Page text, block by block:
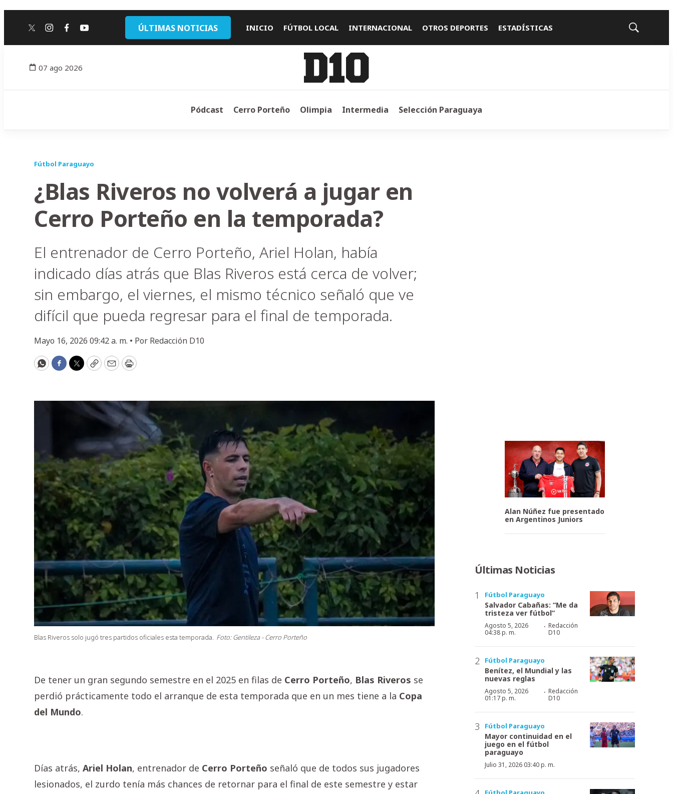
twitterinstagram
facebook
youtube ÚLTIMAS NOTICIAS INICIO FÚTBOL LOCAL INTERNACIONAL OTROS DEPORTES ESTADÍSTICAS
Mostrar
07 ago 2026
Pódcast Cerro Porteño Olimpia Intermedia Selección Paraguaya
Fútbol Paraguayo
¿Blas Riveros no volverá a jugar en
Cerro Porteño en la temporada?
El entrenador de Cerro Porteño, Ariel Holan, había
indicado días atrás que Blas Riveros está cerca de volver;
sin embargo, el viernes, el mismo técnico señaló que ve
difícil que pueda regresar para el final de temporada.
Mayo 16, 2026 09:42 a. m. • Por Redacción D10
WhatsApp
Facebook
Twitter
CopyEmailPrint
Blas Riveros solo jugó tres partidos oficiales esta temporada. Foto: Gentileza - Cerro Porteño
De tener un gran segundo semestre en el 2025 en filas de Cerro Porteño, Blas Riveros se
perdió prácticamente todo el arranque de esta temporada que en un mes tiene a la Copa
del Mundo.
Días atrás, Ariel Holan, entrenador de Cerro Porteño señaló que de todos sus jugadores
lesionados, el zurdo tenía más chances de retornar para el final de este semestre y estar
Alan Núñez fue presentado
en Argentinos Juniors
Últimas Noticias
Fútbol Paraguayo
Salvador Cabañas: “Me da
tristeza ver fútbol”
Agosto 5, 2026
04:38 p. m.
· Redacción
D10
Fútbol Paraguayo
Benítez, el Mundial y las
nuevas reglas
Agosto 5, 2026
01:17 p. m.
· Redacción
D10
Fútbol Paraguayo
Mayor continuidad en el
juego en el fútbol
paraguayo
Julio 31, 2026 03:40 p. m.